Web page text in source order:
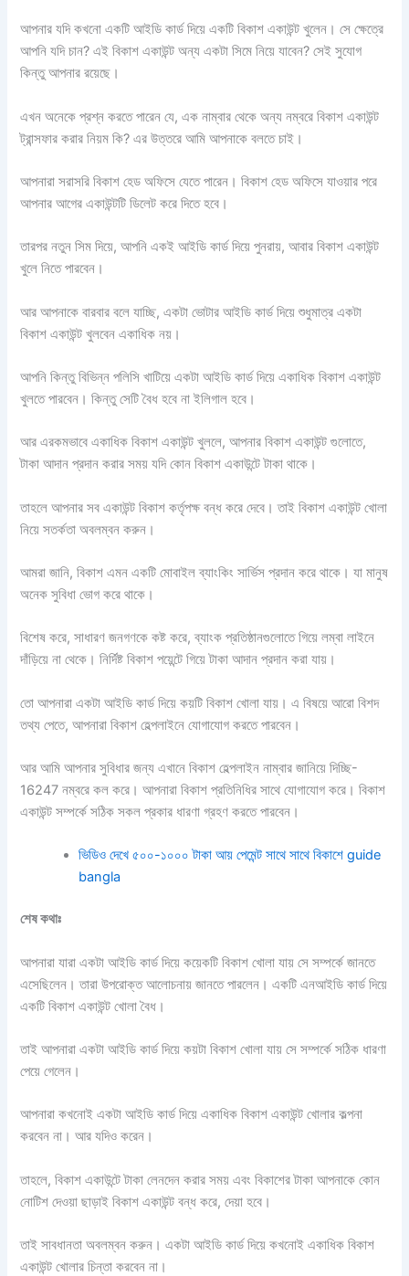
আপনার যদি কখনো একটি আইডি কার্ড দিয়ে একটি বিকাশ একাউন্ট খুলেন। সে ক্ষেত্রে
আপনি যদি চান? এই বিকাশ একাউন্ট অন্য একটা সিমে নিয়ে যাবেন? সেই সুযোগ
কিন্তু আপনার রয়েছে।
এখন অনেকে প্রশ্ন করতে পারেন যে, এক নাম্বার থেকে অন্য নম্বরে বিকাশ একাউন্ট
ট্রান্সফার করার নিয়ম কি? এর উত্তরে আমি আপনাকে বলতে চাই।
আপনারা সরাসরি বিকাশ হেড অফিসে যেতে পারেন। বিকাশ হেড অফিসে যাওয়ার পরে
আপনার আগের একাউন্টটি ডিলেট করে দিতে হবে।
তারপর নতুন সিম দিয়ে, আপনি একই আইডি কার্ড দিয়ে পুনরায়, আবার বিকাশ একাউন্ট
খুলে নিতে পারবেন।
আর আপনাকে বারবার বলে যাচ্ছি, একটা ভোটার আইডি কার্ড দিয়ে শুধুমাত্র একটা
বিকাশ একাউন্ট খুলবেন একাধিক নয়।
আপনি কিন্তু বিভিন্ন পলিসি খাটিয়ে একটা আইডি কার্ড দিয়ে একাধিক বিকাশ একাউন্ট
খুলতে পারবেন। কিন্তু সেটি বৈধ হবে না ইলিগাল হবে।
আর এরকমভাবে একাধিক বিকাশ একাউন্ট খুললে, আপনার বিকাশ একাউন্ট গুলোতে,
টাকা আদান প্রদান করার সময় যদি কোন বিকাশ একাউন্টে টাকা থাকে।
তাহলে আপনার সব একাউন্ট বিকাশ কর্তৃপক্ষ বন্ধ করে দেবে। তাই বিকাশ একাউন্ট খোলা
নিয়ে সতর্কতা অবলম্বন করুন।
আমরা জানি, বিকাশ এমন একটি মোবাইল ব্যাংকিং সার্ভিস প্রদান করে থাকে। যা মানুষ
অনেক সুবিধা ভোগ করে থাকে।
বিশেষ করে, সাধারণ জনগণকে কষ্ট করে, ব্যাংক প্রতিষ্ঠানগুলোতে গিয়ে লম্বা লাইনে
দাঁড়িয়ে না থেকে। নির্দিষ্ট বিকাশ পয়েন্টে গিয়ে টাকা আদান প্রদান করা যায়।
তো আপনারা একটা আইডি কার্ড দিয়ে কয়টি বিকাশ খোলা যায়। এ বিষয়ে আরো বিশদ
তথ্য পেতে, আপনারা বিকাশ হেল্পলাইনে যোগাযোগ করতে পারবেন।
আর আমি আপনার সুবিধার জন্য এখানে বিকাশ হেল্পলাইন নাম্বার জানিয়ে দিচ্ছি-
16247 নম্বরে কল করে। আপনারা বিকাশ প্রতিনিধির সাথে যোগাযোগ করে। বিকাশ
একাউন্ট সম্পর্কে সঠিক সকল প্রকার ধারণা গ্রহণ করতে পারবেন।
ভিডিও দেখে ৫০০-১০০০ টাকা আয় পেমেন্ট সাথে সাথে বিকাশে guide
bangla
শেষ কথাঃ
আপনারা যারা একটা আইডি কার্ড দিয়ে কয়েকটি বিকাশ খোলা যায় সে সম্পর্কে জানতে
এসেছিলেন। তারা উপরোক্ত আলোচনায় জানতে পারলেন। একটি এনআইডি কার্ড দিয়ে
একটি বিকাশ একাউন্ট খোলা বৈধ।
তাই আপনারা একটা আইডি কার্ড দিয়ে কয়টা বিকাশ খোলা যায় সে সম্পর্কে সঠিক ধারণা
পেয়ে গেলেন।
আপনারা কখনোই একটা আইডি কার্ড দিয়ে একাধিক বিকাশ একাউন্ট খোলার কল্পনা
করবেন না। আর যদিও করেন।
তাহলে, বিকাশ একাউন্টে টাকা লেনদেন করার সময় এবং বিকাশের টাকা আপনাকে কোন
নোটিশ দেওয়া ছাড়াই বিকাশ একাউন্ট বন্ধ করে, দেয়া হবে।
তাই সাবধানতা অবলম্বন করুন। একটা আইডি কার্ড দিয়ে কখনোই একাধিক বিকাশ
একাউন্ট খোলার চিন্তা করবেন না।